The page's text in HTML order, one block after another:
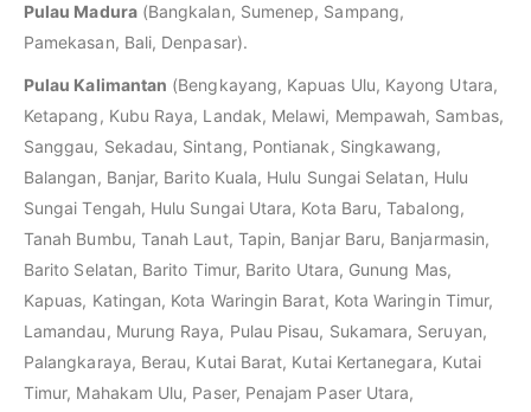
Pulau Madura(Bangkalan, Sumenep, Sampang,
Pamekasan, Bali, Denpasar).
Pulau Kalimantan (Bengkayang, Kapuas Ulu, Kayong Utara,
Ketapang, Kubu Raya, Landak, Melawi, Mempawah, Sambas,
Sanggau, Sekadau, Sintang, Pontianak, Singkawang,
Balangan, Banjar, Barito Kuala, Hulu Sungai Selatan, Hulu
Sungai Tengah, Hulu Sungai Utara, Kota Baru, Tabalong,
Tanah Bumbu, Tanah Laut, Tapin, Banjar Baru, Banjarmasin,
Barito Selatan, Barito Timur, Barito Utara, Gunung Mas,
Kapuas, Katingan, Kota Waringin Barat, Kota Waringin Timur,
Lamandau, Murung Raya, Pulau Pisau, Sukamara, Seruyan,
Palangkaraya, Berau, Kutai Barat, Kutai Kertanegara, Kutai
Timur, Mahakam Ulu, Paser, Penajam Paser Utara,